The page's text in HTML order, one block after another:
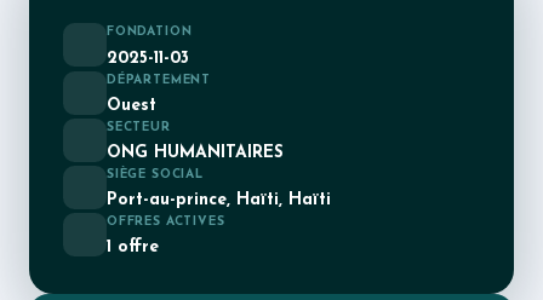
FONDATION
2025-11-03
DÉPARTEMENT
Ouest
SECTEUR
ONG HUMANITAIRES
SIÈGE SOCIAL
Port-au-prince, Haïti, Haïti
OFFRES ACTIVES
1 offre